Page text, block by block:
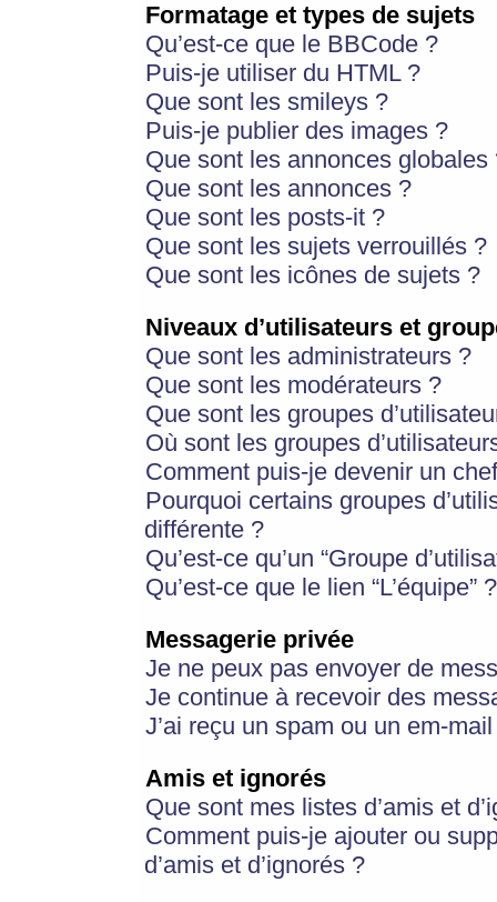
Formatage et types de sujets
Qu’est-ce que le BBCode ?
Puis-je utiliser du HTML ?
Que sont les smileys ?
Puis-je publier des images ?
Que sont les annonces globales
Que sont les annonces ?
Que sont les posts-it ?
Que sont les sujets verrouillés ?
Que sont les icônes de sujets ?
Niveaux d’utilisateurs et
Que sont les administrateurs ?
Que sont les modérateurs ?
Que sont les groupes
Où sont les groupes
Comment puis-je devenir un
Pourquoi certains groupes
différente ?
Qu’est-ce qu’un “Groupe
Qu’est-ce que le lien “L’équipe” ?
Messagerie privée
Je ne peux pas envoyer de
Je continue à recevoir des
J’ai reçu un spam ou un em-
Amis et ignorés
Que sont mes listes d’amis et
Comment puis-je ajouter ou
d’amis et d’ignorés ?